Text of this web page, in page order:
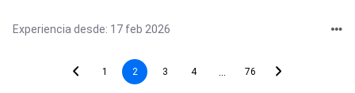
Experiencia desde: 17 feb 2026
1 2 3 4 76